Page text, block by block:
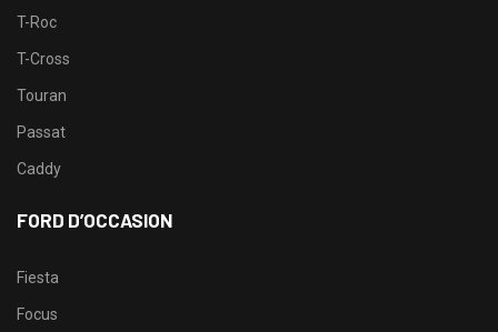
T-Roc
T-Cross
Touran
Passat
Caddy
FORD D’OCCASION
Fiesta
Focus